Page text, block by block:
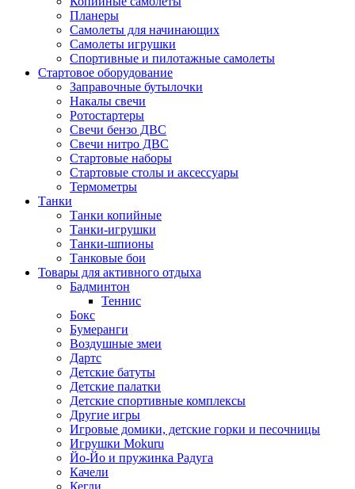
Планеры
Самолеты для начинающих
Самолеты игрушки
Спортивные и пилотажные самолеты
Стартовое оборудование
Заправочные бутылочки
Накалы свечи
Ротостартеры
Свечи бензо ДВС
Свечи нитро ДВС
Стартовые наборы
Стартовые столы и аксессуары
Термометры
Танки
Танки копийные
Танки-игрушки
Танки-шпионы
Танковые бои
Товары для активного отдыха
Бадминтон
Теннис
Бокс
Бумеранги
Воздушные змеи
Дартс
Детские батуты
Детские палатки
Детские спортивные комплексы
Другие игры
Игровые домики, детские горки и песочницы
Игрушки Mokuru
Йо-Йо и пружинка Радуга
Качели
Кегли